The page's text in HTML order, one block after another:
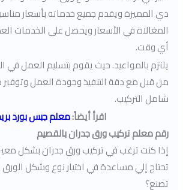
دي المميزة ويقدم جميع خدماته بأسعار
المغالاة في الأسعار ويحصل على الخدمات
أي وقت.
يلتزم بالمواعيد. حيث يقوم بتسليم العمل في
من قبل مع دقة التنفيذ وجودة العمل
شامل التركيب.
اقرأ أيضاً:معلم جبس بورد
رقم معلم تركيب ورق جدران بالقصيم
إذا كنت ترغب في تركيب ورق جدران بشكل
تحتاج إلي مساعدة في اختيار نوع وشكل
تصنع؟